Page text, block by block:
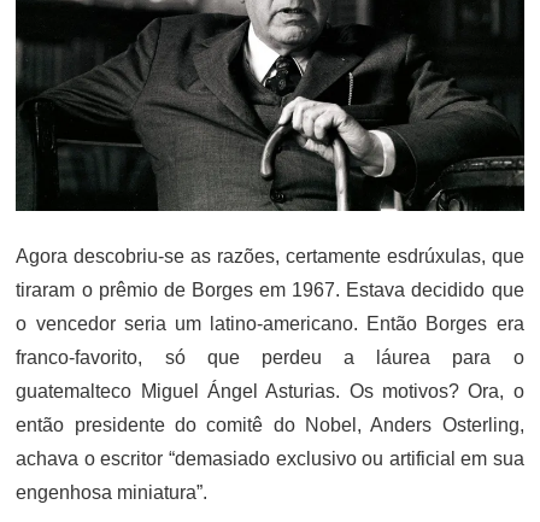
Agora descobriu-se as razões, certamente esdrúxulas, que
tiraram o prêmio de Borges em 1967. Estava decidido que
o vencedor seria um latino-americano. Então Borges era
franco-favorito, só que perdeu a láurea para o
guatemalteco Miguel Ángel Asturias. Os motivos? Ora, o
então presidente do comitê do Nobel, Anders Osterling,
achava o escritor “demasiado exclusivo ou artificial em sua
engenhosa miniatura”.